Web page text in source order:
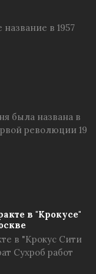
в 1957
была названа в
революции 19
в "Крокусе"
в "Крокус Сити
Сухроб работ